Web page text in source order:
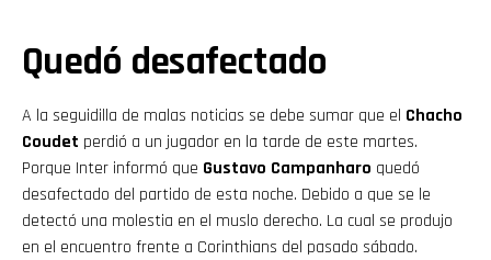
Quedó desafectado
A la seguidilla de malas noticias se debe sumar que el Chacho
Coudet perdió a un jugador en la tarde de este martes.
Porque Inter informó que Gustavo Campanharo quedó
desafectado del partido de esta noche. Debido a que se le
detectó una molestia en el muslo derecho. La cual se produjo
en el encuentro frente a Corinthians del pasado sábado.